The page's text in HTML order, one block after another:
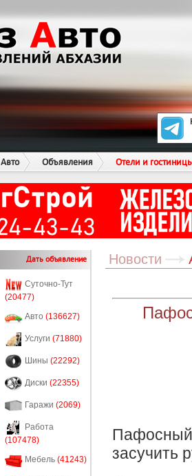
Авто Объявления Отели и
Дать объявление
Суточно-Тут
(20477)
Авто (136627)
Услуги (71880)
Шины (22292)
Диски (22355)
Гаражи (2069)
Работа
(107478)
Мебель (41243)
Новости
Пафосный
засучить